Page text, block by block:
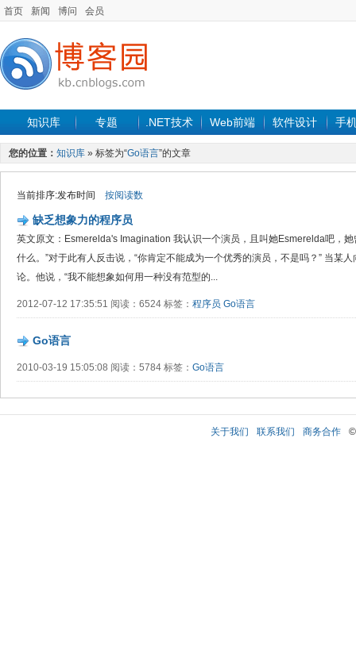
首页 新闻 博问 会员
知识库 专题 .NET技术 Web前端 软件设计 手
您的位置： 知识库 » 标签为“Go语言”的文章
当前排序:发布时间 按阅读数
缺乏想象力的程序员
英文原文：Esmerelda's Imagination 我认识一个演员，且叫她Esmerelda吧，
什么。”对于此有人反击说，“你肯定不能成为一个优秀的演员，不是吗？” 当某
论。他说，“我不能想象如何用一种没有范型的...
2012-07-12 17:35:51 阅读：6524 标签： 程序员 Go语言
Go语言
2010-03-19 15:05:08 阅读：5784 标签： Go语言
关于我们 联系我们 商务合作